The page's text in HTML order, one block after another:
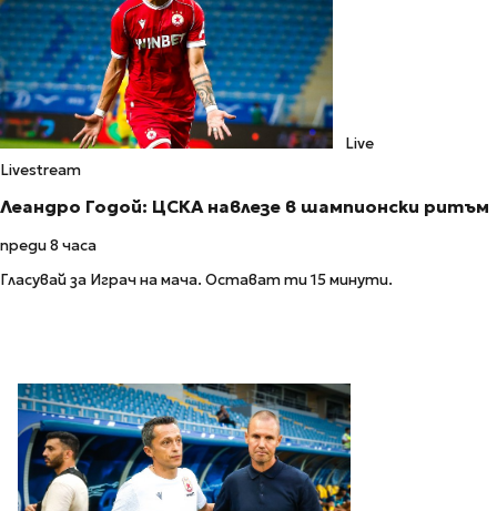
Live
Livestream
Леандро Годой: ЦСКА навлезе в шампионски ритъм
преди 8 часа
Гласувай за Играч на мача. Остават ти 15 минути.